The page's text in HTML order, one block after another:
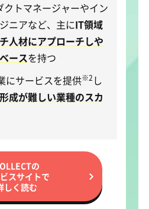
トマネージャーやイン
ニアなど、主にIT領域
人材にアプローチしや
ースを持つ
にサービスを提供※2 し
成が難しい業種のスカ
の
スサイトで
しく読む